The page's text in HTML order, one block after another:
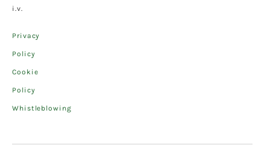
i.v.
Privacy
Policy
Cookie
Policy
Whistleblowing